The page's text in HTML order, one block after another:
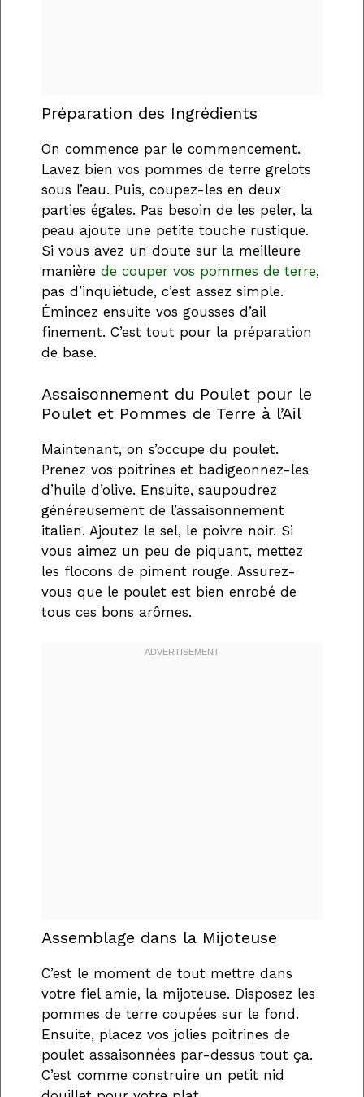
Préparation des Ingrédients
On commence par le commencement.
Lavez bien vos pommes de terre grelots
sous l’eau. Puis, coupez-les en deux
parties égales. Pas besoin de les peler, la
peau ajoute une petite touche rustique.
Si vous avez un doute sur la meilleure
manière de couper vos pommes de terre,
pas d’inquiétude, c’est assez simple.
Émincez ensuite vos gousses d’ail
finement. C’est tout pour la préparation
de base.
Assaisonnement du Poulet pour le
Poulet et Pommes de Terre à l’Ail
Maintenant, on s’occupe du poulet.
Prenez vos poitrines et badigeonnez-les
d’huile d’olive. Ensuite, saupoudrez
généreusement de l’assaisonnement
italien. Ajoutez le sel, le poivre noir. Si
vous aimez un peu de piquant, mettez
les flocons de piment rouge. Assurez-
vous que le poulet est bien enrobé de
tous ces bons arômes.
Assemblage dans la Mijoteuse
C’est le moment de tout mettre dans
votre fiel amie, la mijoteuse. Disposez les
pommes de terre coupées sur le fond.
Ensuite, placez vos jolies poitrines de
poulet assaisonnées par-dessus tout ça.
C’est comme construire un petit nid